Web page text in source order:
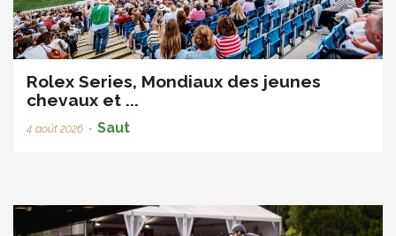
Rolex Series, Mondiaux des jeunes
chevaux et ...
4 août 2026 • Saut